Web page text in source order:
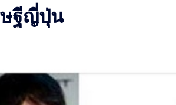
ษฐีญี่ปุ่น